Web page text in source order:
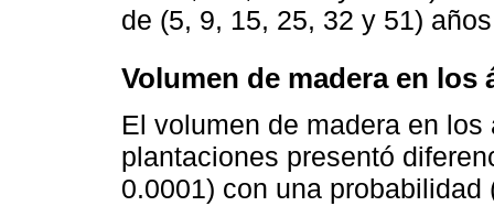
de (5, 9, 15, 25, 32 y 51)
Volumen de madera en los
El volumen de madera en
plantaciones presentó
0.0001) con una